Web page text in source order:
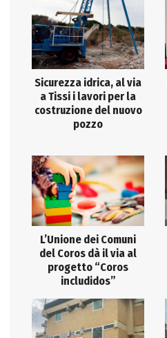
Sicurezza idrica, al via
a Tissi i lavori per la
costruzione del nuovo
pozzo
L’Unione dei Comuni
del Coros dà il via al
progetto “Coros
includidos”